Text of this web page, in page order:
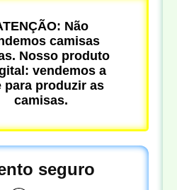
Não
camisas
Nosso produto
vendemos a
para produzir as
camisas.
seguro